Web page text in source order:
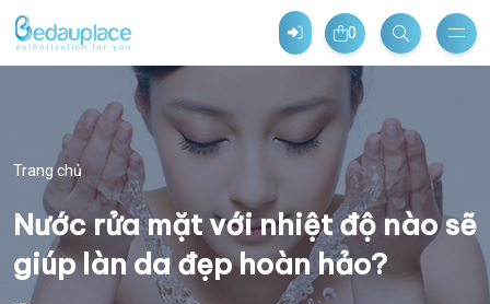
0
Trang chủ
Nước rửa mặt với nhiệt độ nào sẽ
giúp làn da đẹp hoàn hảo?